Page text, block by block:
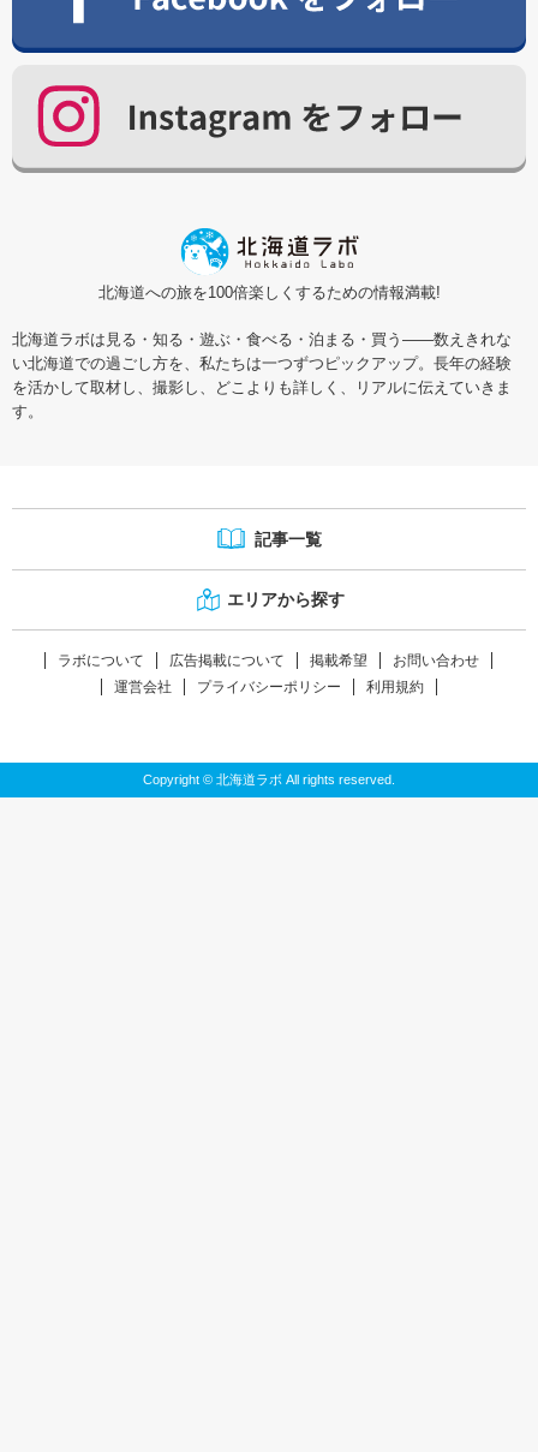
北海道への旅を100倍楽しくするための情報満載!
北海道ラボは見る・知る・遊ぶ・食べる・泊まる・買う――数えきれな
い北海道での過ごし方を、私たちは一つずつピックアップ。長年の経験
を活かして取材し、撮影し、どこよりも詳しく、リアルに伝えていきま
す。
記事一覧
エリアから探す
ラボについて 広告掲載について 掲載希望
お問い合わせ
運営会社
プライバシーポリシー 利用規約
Copyright © 北海道ラボ All rights reserved.